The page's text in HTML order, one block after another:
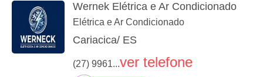
Wernek Elétrica e Ar Condicionado
Elétrica e Ar Condicionado
Cariacica/ ES
(27) 9961...ver telefone